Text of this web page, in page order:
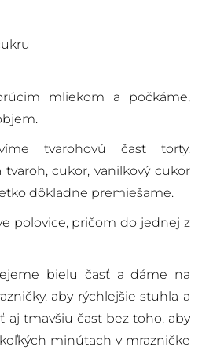
mliekom a počkáme,
tvarohovú časť torty.
cukor, vanilkový cukor
dôkladne premiešame.
polovice, pričom do jednej z
bielu časť a dáme na
aby rýchlejšie stuhla a
aj tmavšiu časť bez toho, aby
minútach v mrazničke